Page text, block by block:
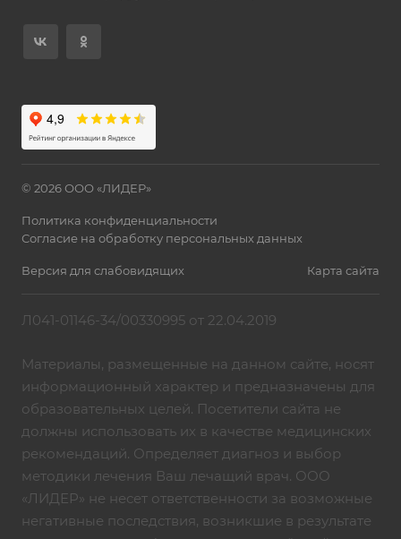
© 2026 ООО «ЛИДЕР»
Политика конфиденциальности
Согласие на обработку персональных данных
Версия для слабовидящих Карта сайта
Л041-01146-34/00330995 от 22.04.2019
Материалы, размещенные на данном сайте, носят
информационный характер и предназначены для
образовательных целей. Посетители сайта не
должны использовать их в качестве медицинских
рекомендаций. Определяет диагноз и выбор
методики лечения Ваш лечащий врач. ООО
«ЛИДЕР» не несет ответственности за возможные
негативные последствия, возникшие в результате